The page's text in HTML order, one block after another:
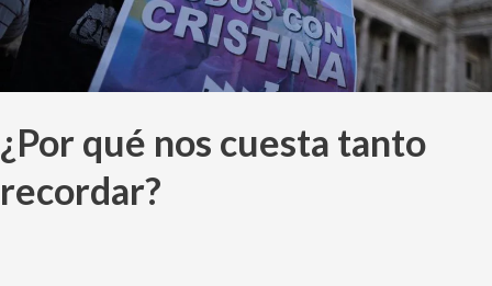
¿Por qué nos cuesta tanto
recordar?